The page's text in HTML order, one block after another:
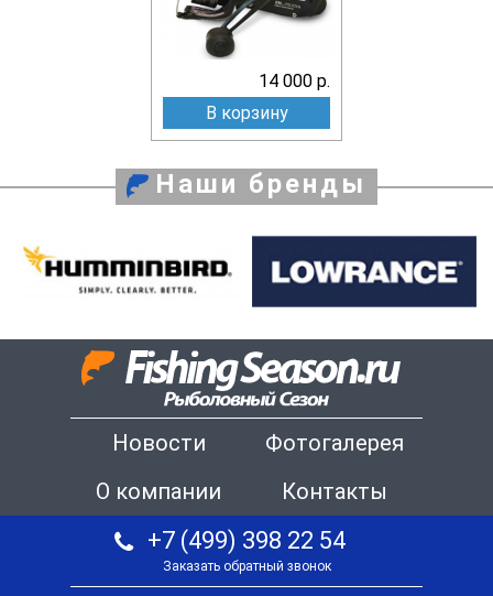
14 000 р.
В корзину
Наши бренды
Новости
Фотогалерея
О компании
Контакты
+7 (499) 398 22 54
Заказать обратный звонок